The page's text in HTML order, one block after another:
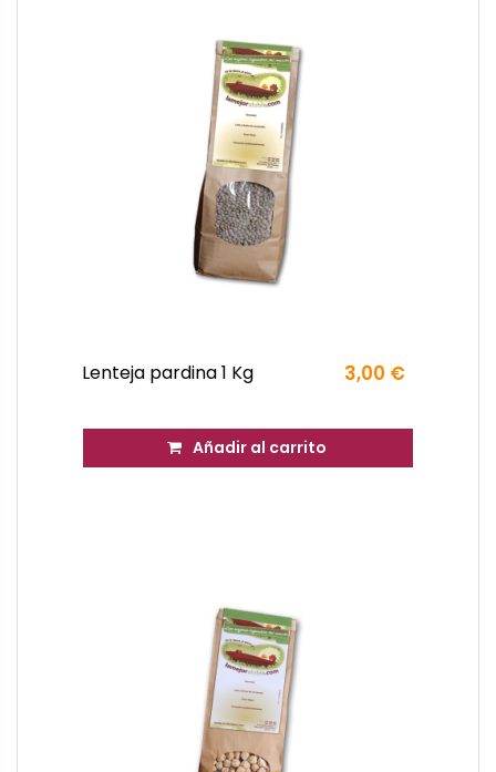
Lenteja pardina 1 Kg 3,00 €
Añadir al carrito